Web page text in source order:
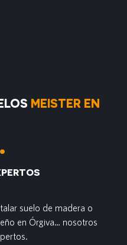
MEISTER EN
suelo de madera o
en Órgiva… nosotros